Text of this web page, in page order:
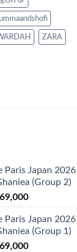
ZARA
Paris Japan 2026
(Group 2)
Paris Japan 2026
(Group 1)